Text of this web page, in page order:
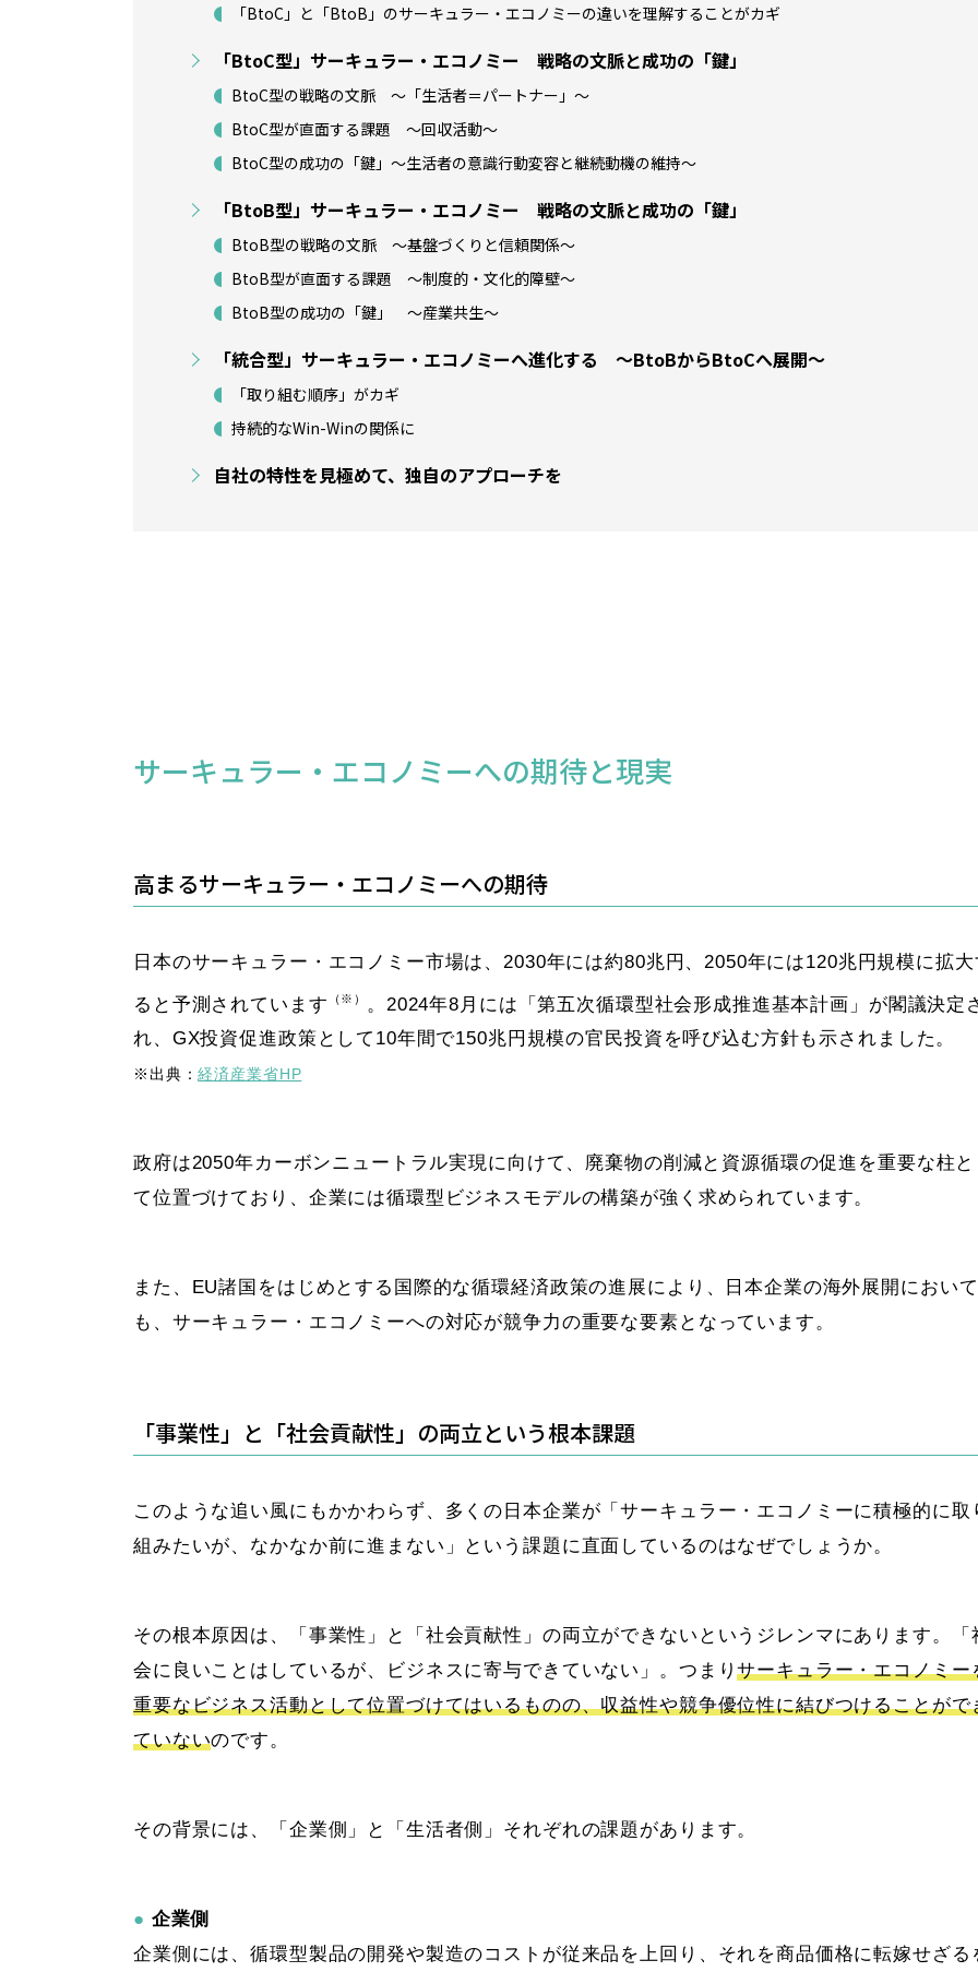
「BtoC」と「BtoB」のサーキュラー・エコノミーの違いを理解することがカギ
「BtoC型」サーキュラー・エコノミー 戦略の文脈と成功の「鍵」
BtoC型の戦略の文脈 ～「生活者＝パートナー」～
BtoC型が直面する課題 ～回収活動～
BtoC型の成功の「鍵」～生活者の意識行動変容と継続動機の維持～
「BtoB型」サーキュラー・エコノミー 戦略の文脈と成功の「鍵」
BtoB型の戦略の文脈 ～基盤づくりと信頼関係～
BtoB型が直面する課題 ～制度的・文化的障壁～
BtoB型の成功の「鍵」 ～産業共生～
「統合型」サーキュラー・エコノミーへ進化する ～BtoBからBtoCへ展開～
「取り組む順序」がカギ
持続的なWin-Winの関係に
自社の特性を見極めて、独自のアプローチを
サーキュラー・エコノミーへの期待と現実
高まるサーキュラー・エコノミーへの期待
日本のサーキュラー・エコノミー市場は、2030年には約80兆円、2050年には120兆円規模に拡
ると予測されています （※）
。2024年8月には「第五次循環型社会形成推進基本計画」が閣議決定
れ、GX投資促進政策として10年間で150兆円規模の官民投資を呼び込む方針も示されました。
※出典：経済産業省HP
政府は2050年カーボンニュートラル実現に向けて、廃棄物の削減と資源循環の促進を重要な柱
て位置づけており、企業には循環型ビジネスモデルの構築が強く求められています。
また、EU諸国をはじめとする国際的な循環経済政策の進展により、日本企業の海外展開において
も、サーキュラー・エコノミーへの対応が競争力の重要な要素となっています。
「事業性」と「社会貢献性」の両立という根本課題
このような追い風にもかかわらず、多くの日本企業が「サーキュラー・エコノミーに積極的に取
組みたいが、なかなか前に進まない」という課題に直面しているのはなぜでしょうか。
その根本原因は、「事業性」と「社会貢献性」の両立ができないというジレンマにあります。「
会に良いことはしているが、ビジネスに寄与できていない」。つまりサーキュラー・エコノミー
重要なビジネス活動として位置づけてはいるものの、収益性や競争優位性に結びつけることがで
ていないのです。
その背景には、「企業側」と「生活者側」それぞれの課題があります。
● 企業側
企業側には、循環型製品の開発や製造のコストが従来品を上回り、それを商品価格に転嫁せざる